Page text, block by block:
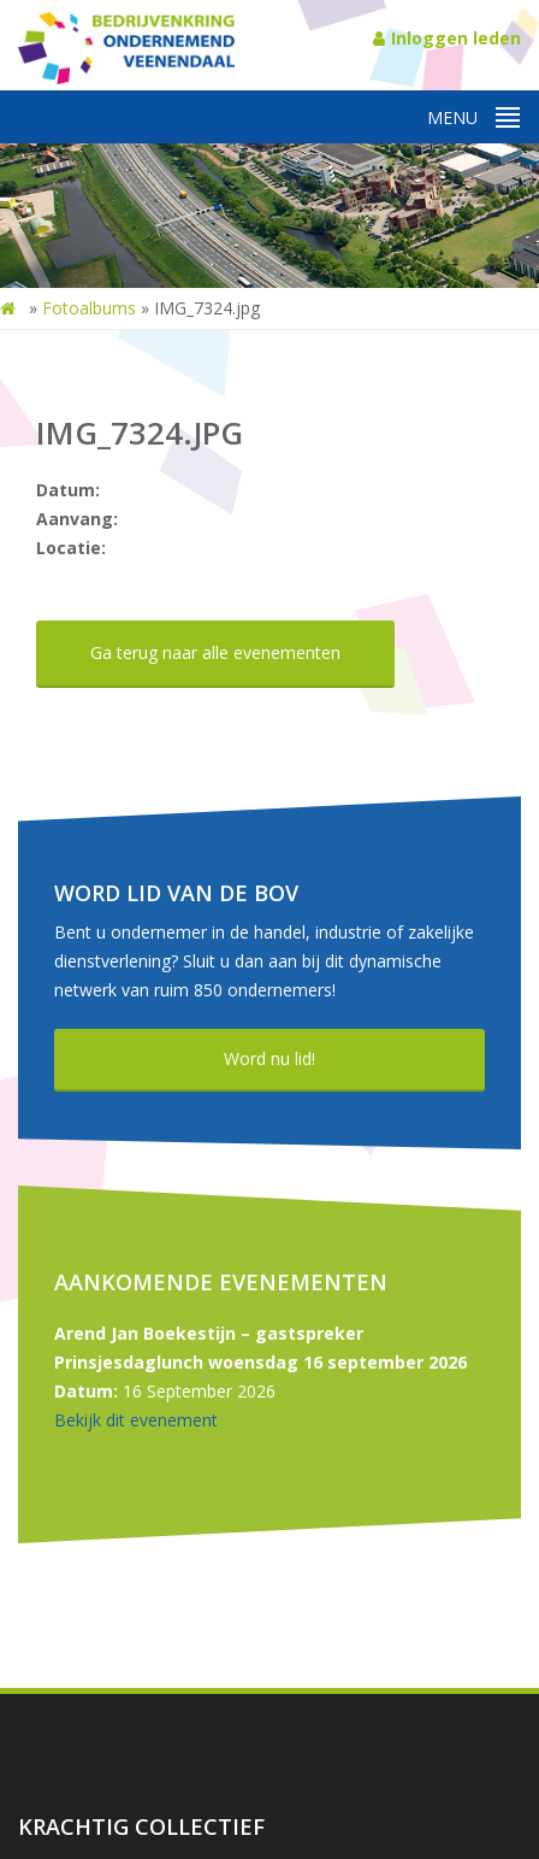
Inloggen leden
» Fotoalbums » IMG_7324.jpg
IMG_7324.JPG
Datum:
Aanvang:
Locatie:
Ga terug naar alle evenementen
WORD LID VAN DE BOV
Bent u ondernemer in de handel, industrie of zakelijke
dienstverlening? Sluit u dan aan bij dit dynamische
netwerk van ruim 850 ondernemers!
Word nu lid!
AANKOMENDE EVENEMENTEN
Arend Jan Boekestijn – gastspreker
Prinsjesdaglunch woensdag 16 september 2026
Datum: 16 September 2026
Bekijk dit evenement
KRACHTIG COLLECTIEF